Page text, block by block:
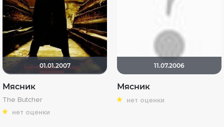
01.01.2007
Мясник
The Butcher
нет оценки
11.07.2006
Мясник
нет оценки